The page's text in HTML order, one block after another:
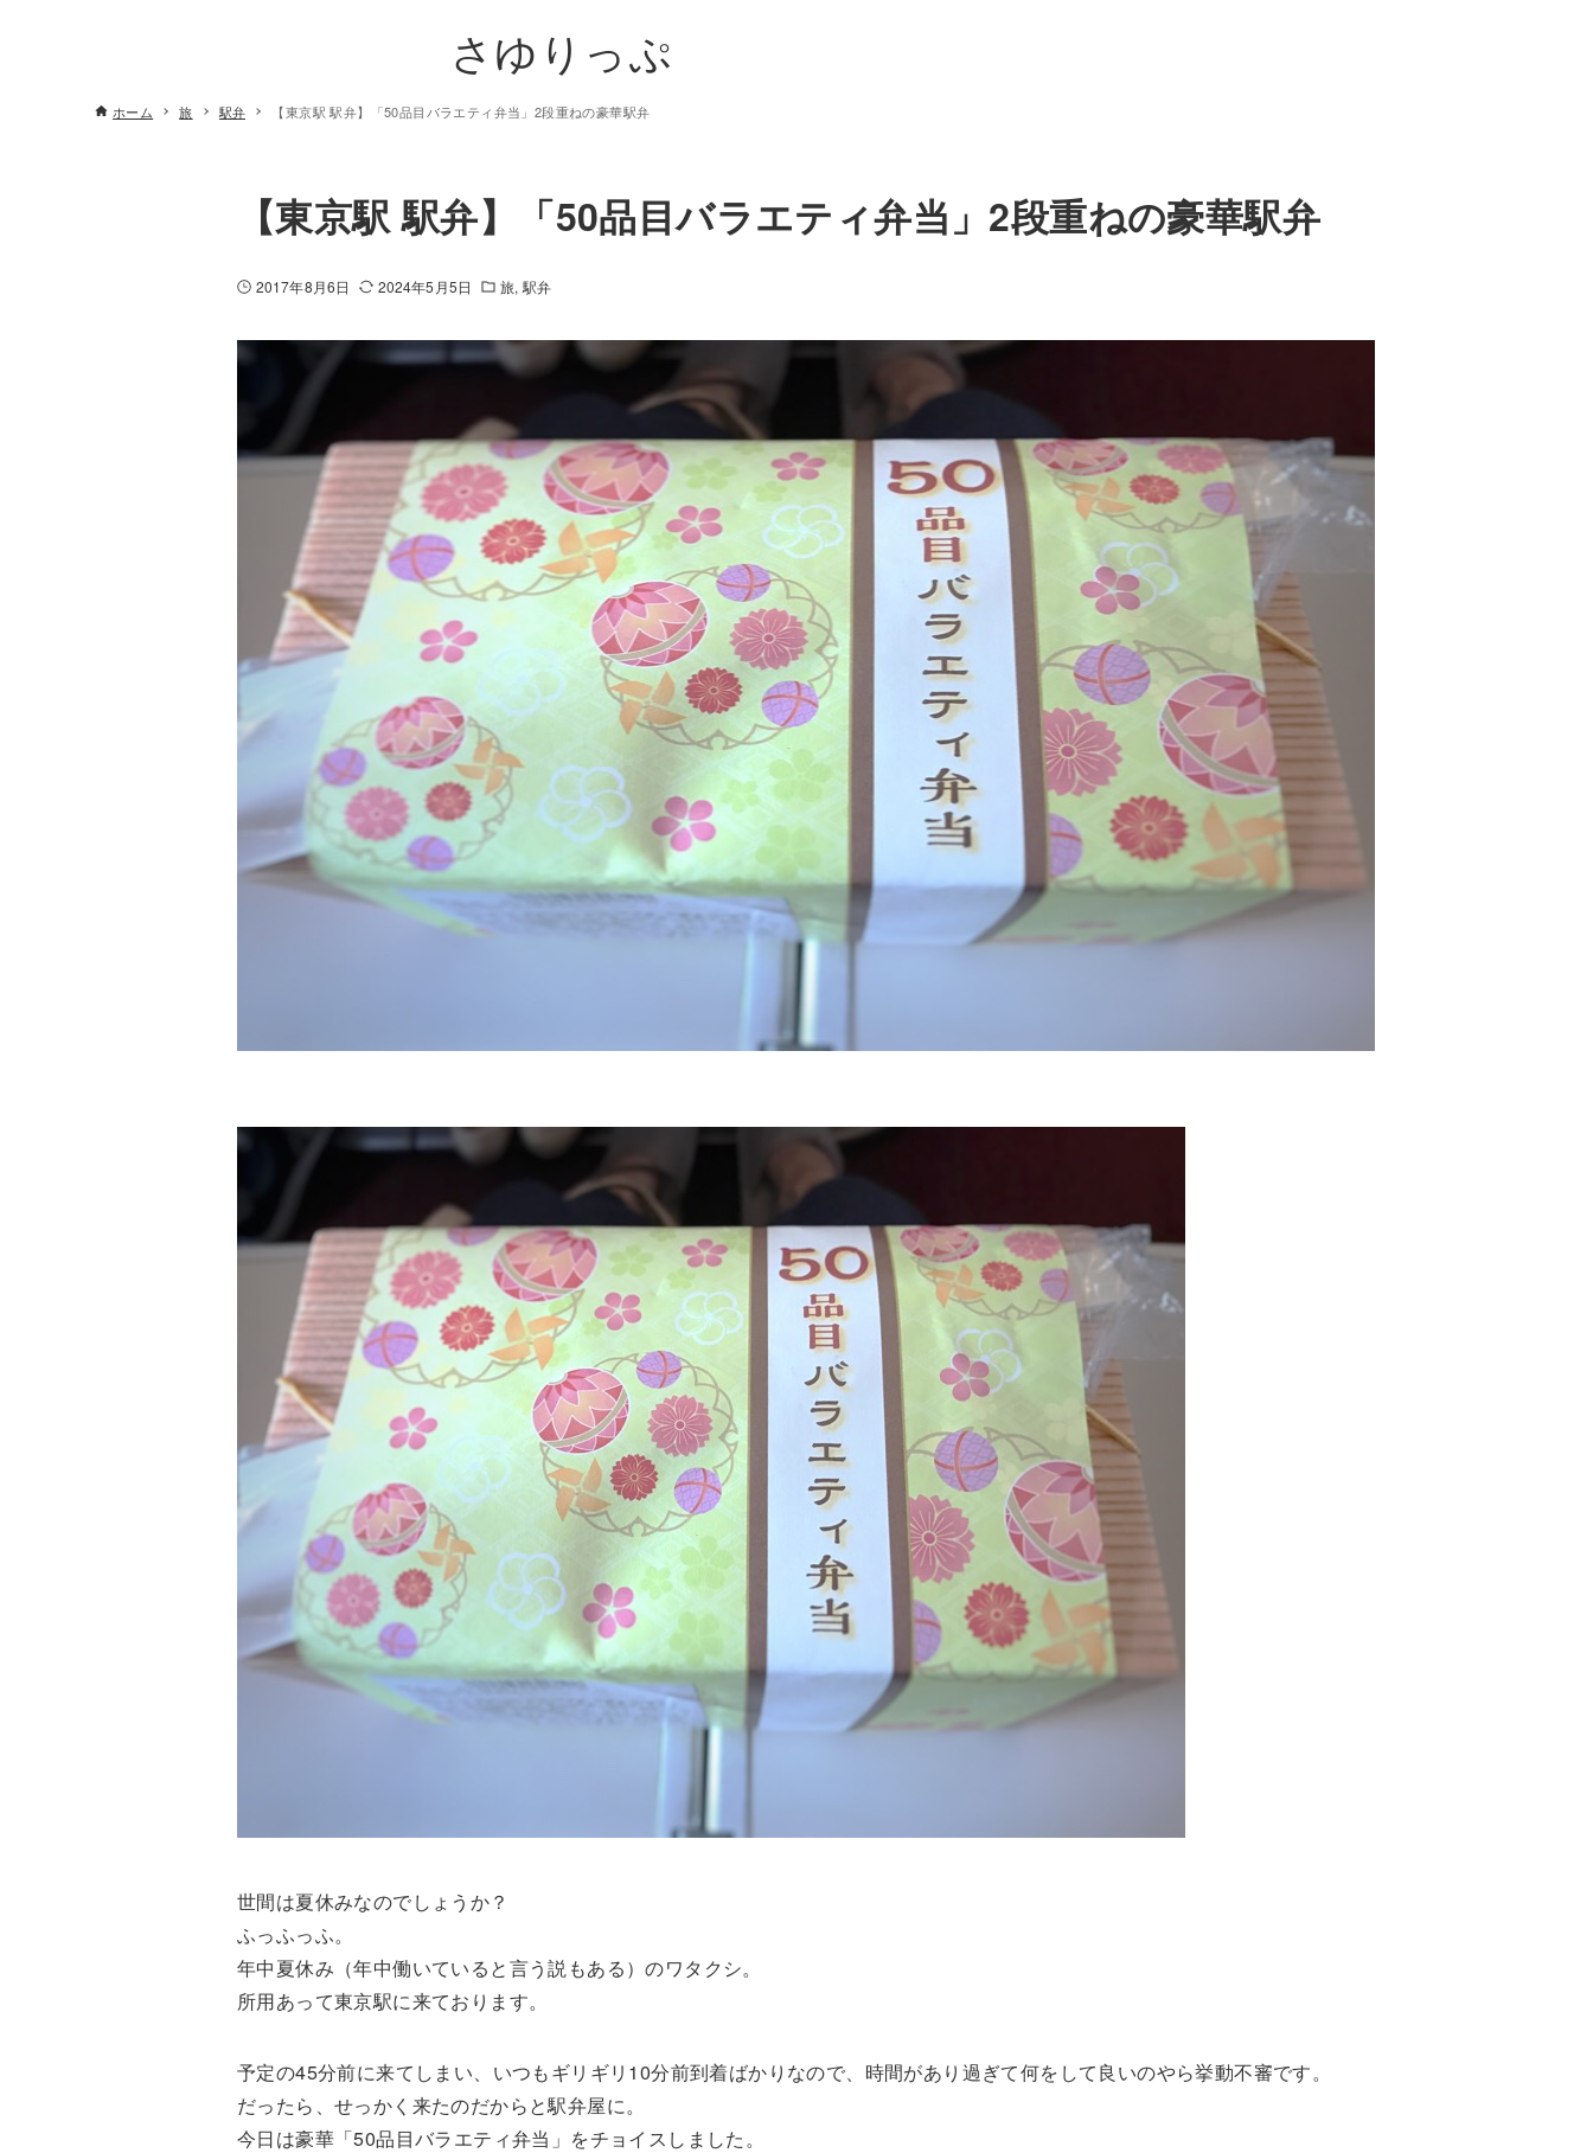
さゆりっぷ
ホーム 旅 駅弁 【東京駅 駅弁】「50品目バラエティ弁当」2段重ねの豪華駅弁
【東京駅 駅弁】「50品目バラエティ弁当」2段重ねの豪華駅弁
2017年8月6日 2024年5月5日 旅 駅弁
世間は夏休みなのでしょうか？
ふっふっふ。
年中夏休み（年中働いていると言う説もある）のワタクシ。
所用あって東京駅に来ております。
予定の45分前に来てしまい、いつもギリギリ10分前到着ばかりなので、時間があり過ぎて何をして良いのやら挙動不審です。
だったら、せっかく来たのだからと駅弁屋に。
今日は豪華「50品目バラエティ弁当」をチョイスしました。